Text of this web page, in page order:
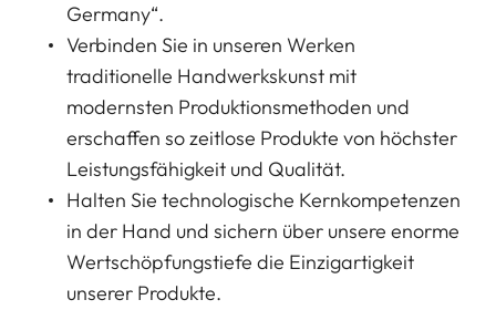
Germany“.
Verbinden Sie in unseren Werken
traditionelle Handwerkskunst mit
modernsten Produktionsmethoden und
erschaffen so zeitlose Produkte von höchster
Leistungsfähigkeit und Qualität.
Halten Sie technologische Kernkompetenzen
in der Hand und sichern über unsere enorme
Wertschöpfungstiefe die Einzigartigkeit
unserer Produkte.